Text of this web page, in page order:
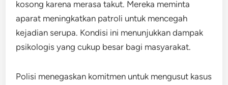
kosong karena merasa takut. Mereka meminta
aparat meningkatkan patroli untuk mencegah
kejadian serupa. Kondisi ini menunjukkan dampak
psikologis yang cukup besar bagi masyarakat.
Polisi menegaskan komitmen untuk mengusut kasus